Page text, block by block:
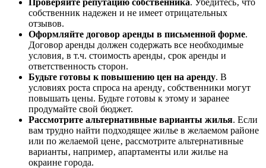
собственник надежен и не имеет отрицательных
отзывов.
Оформляйте договор аренды в письменной форме.
Договор аренды должен содержать все необходимые
условия‚ в т.ч. стоимость аренды‚ срок аренды и
ответственность сторон.
Будьте готовы к повышению цен на аренду. В
условиях роста спроса на аренду‚ собственники могут
повышать цены. Будьте готовы к этому и заранее
продумайте свой бюджет.
Рассмотрите альтернативные варианты жилья. Если
вам трудно найти подходящее жилье в желаемом районе
или по желаемой цене‚ рассмотрите альтернативные
варианты‚ например‚ апартаменты или жилье на
окраине города.